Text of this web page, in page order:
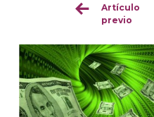
Sigue
Artículo
previo